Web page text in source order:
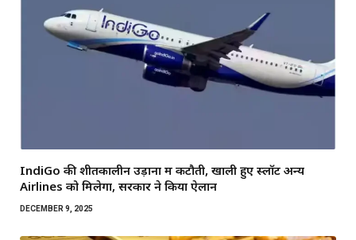
IndiGo की शीतकालीन उड़ानों में कटौती, खाली हुए स्लॉट अन्य
Airlines को मिलेगा, सरकार ने किया ऐलान
DECEMBER 9, 2025